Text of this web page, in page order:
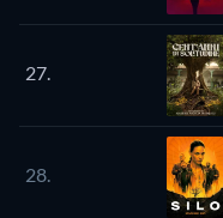
27.
28.